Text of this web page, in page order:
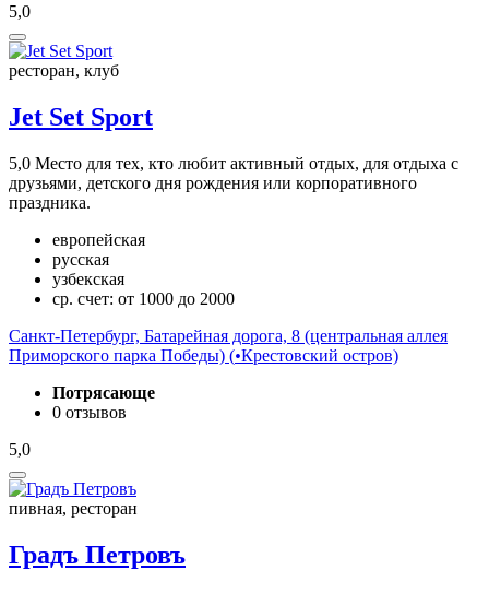
5,0
ресторан, клуб
Jet Set Sport
5,0 Место для тех, кто любит активный отдых, для отдыха с
друзьями, детского дня рождения или корпоративного
праздника.
европейская
русская
узбекская
ср. счет: от 1000 до 2000
Санкт-Петербург, Батарейная дорога, 8 (центральная аллея
Приморского парка Победы) (•Крестовский остров)
Потрясающе
0 отзывов
5,0
пивная, ресторан
Градъ Петровъ